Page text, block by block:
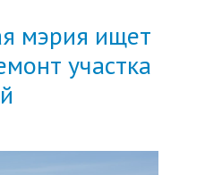
мэрия ищет
участка